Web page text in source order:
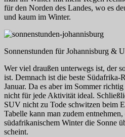
für den Norden des Landes, wo es
und kaum im Winter.
Sonnenstunden für Johannisburg &
Wer viel draußen unterwegs ist, der
ist. Demnach ist die beste Südafrika-
Januar. Da es aber im Sommer
nicht für jede Aktivität ideal.
SUV nicht zu Tode schwitzen beim
Tabelle kann man zudem entnehmen,
südafrikanischem Winter die Sonne
scheint.